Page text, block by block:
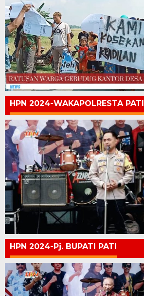
HPN 2024-WAKAPOLRESTA PATI
HPN 2024-Pj. BUPATI PATI